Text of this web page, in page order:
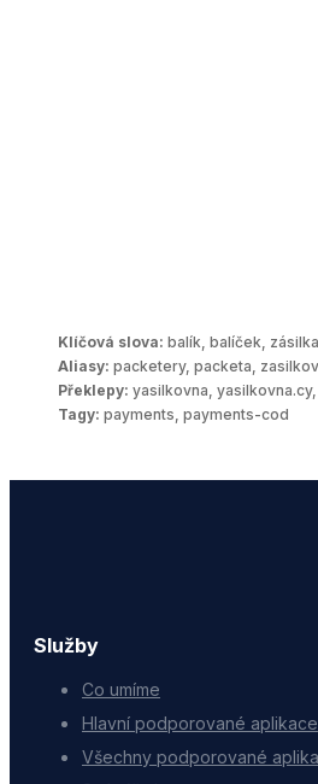
Klíčová slova: balík, balíček,
Aliasy: packetery, packeta,
Překlepy: yasilkovna,
Tagy: payments, payments-cod
Služby
Co umíme
Hlavní podporované aplikace
Všechny podporované